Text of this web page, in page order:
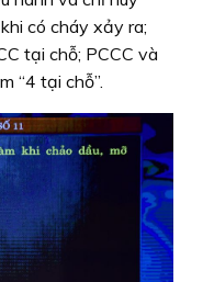
có cháy xảy ra;
tại chỗ; PCCC và
“4 tại chỗ”.